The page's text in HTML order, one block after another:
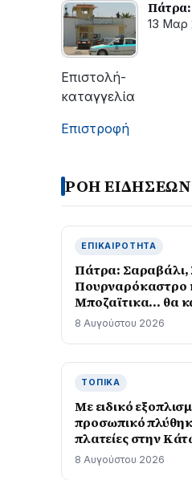
Πάτρα:
13 Μαρ
Επιστολή-
καταγγελία
Επιστροφή
ΡΟΗ ΕΙΔΗΣΕΩΝ
ΕΠΙΚΑΙΡΌΤΗΤΑ
Πάτρα: Σαραβάλι,
Πουρναρόκαστρο
Μποζαϊτικα… θα
χωματερές και
φωτο
8 Αυγούστου 2026
ΤΟΠΙΚΆ
Με ειδικό
προσωπικό
πλατείες στην
8 Αυγούστου 2026